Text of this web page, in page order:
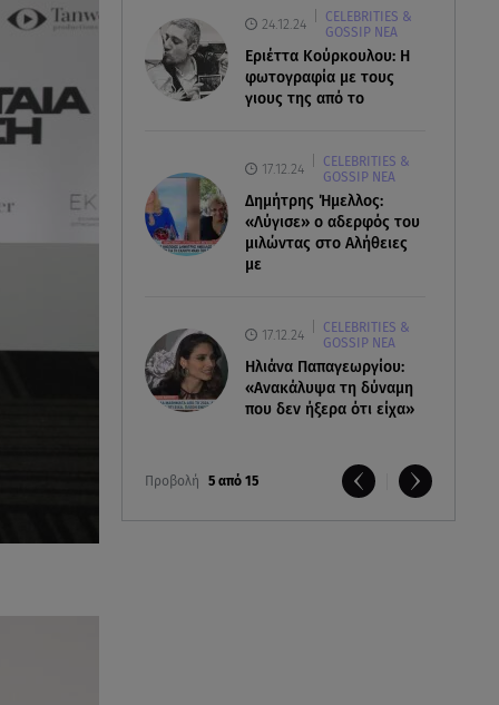
24.12.24
CELEBRITIES &
GOSSIP ΝΕΑ
Εριέττα Κούρκουλου: Η
φωτογραφία με τους
γιους της από το
17.12.24
CELEBRITIES &
GOSSIP ΝΕΑ
Δημήτρης Ήμελλος:
«Λύγισε» ο αδερφός του
μιλώντας στο Αλήθειες
με
17.12.24
CELEBRITIES &
GOSSIP ΝΕΑ
Ηλιάνα Παπαγεωργίου:
«Ανακάλυψα τη δύναμη
που δεν ήξερα ότι είχα»
Προβολή 5 από 15